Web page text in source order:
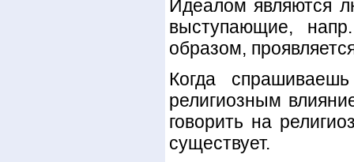
Идеалом являются
выступающие,
образом,
Когда
религиозным
говорить на
существует.